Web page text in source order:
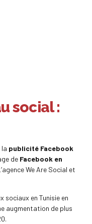
social :
la publicité Facebook
de Facebook en
We Are Social et
sociaux en Tunisie en
augmentation de plus